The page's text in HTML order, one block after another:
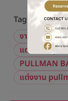
Tag ที่เกี่ยวข้อง
งานแต่งงาน
แต่งงานกรุงเ
PULLMAN
แต่งงาน